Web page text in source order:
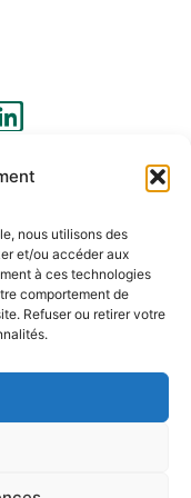
nous utilisons des
et/ou accéder aux
à ces technologies
comportement de
Refuser ou retirer votre
de cookies